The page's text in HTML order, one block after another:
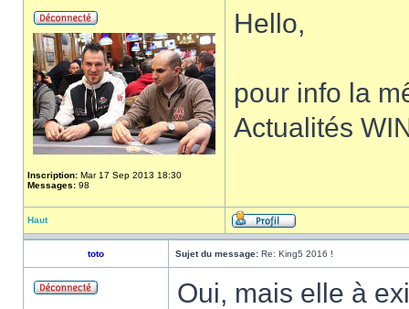
Inscription: Mar 17 Sep 2013 18:30
Messages: 98
Hello,
pour info la
Actualités
Haut
toto Sujet du message: Re: King5 2016 !
Oui, mais elle à